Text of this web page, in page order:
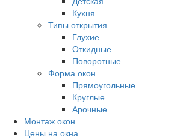
Кухня
Типы открытия
Глухие
Откидные
Поворотные
Форма окон
Прямоугольные
Круглые
Арочные
Монтаж окон
Цены на окна